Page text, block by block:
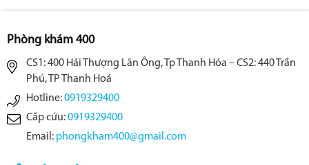
Phòng khám 400
CS1: 400 Hải Thượng Lãn Ông, Tp Thanh Hóa – CS2: 440 Trần
Phú, TP Thanh Hoá
Hotline:0919329400
Cấp cứu:0919329400
Email: phongkham400@gmail.com